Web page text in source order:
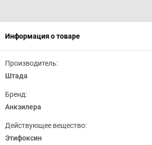
Информация о товаре
Производитель:
Штада
Бренд:
Анкзилера
Действующее вещество:
Этифоксин